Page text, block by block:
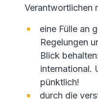
Verantwortlichen
eine Fülle an
Regelungen
Blick
international.
pünktlich!
durch die